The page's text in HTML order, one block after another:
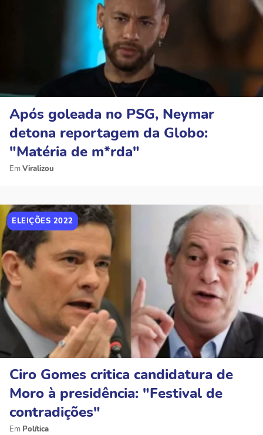
Após goleada no PSG, Neymar
detona reportagem da Globo:
"Matéria de m*rda"
Viralizou
ELEIÇÕES 2022
Ciro Gomes critica candidatura de
Moro à presidência: "Festival de
contradições"
Política